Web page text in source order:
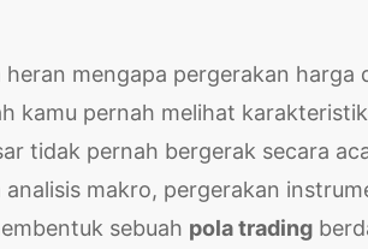
mengapa pergerakan harga
kamu pernah melihat
tidak pernah bergerak secara
makro, pergerakan
sebuah pola trading